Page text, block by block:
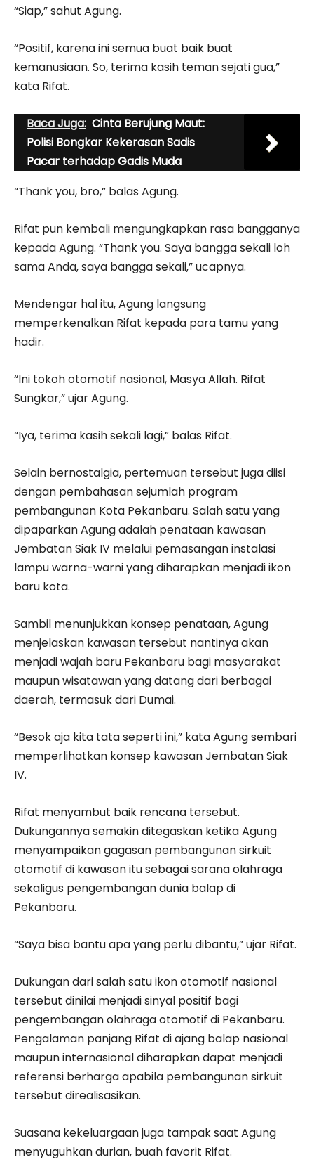
“Siap,” sahut Agung.
“Positif, karena ini semua buat baik buat
kemanusiaan. So, terima kasih teman sejati gua,”
kata Rifat.
Baca Juga: Cinta Berujung Maut:
Polisi Bongkar Kekerasan Sadis
Pacar terhadap Gadis Muda
“Thank you, bro,” balas Agung.
Rifat pun kembali mengungkapkan rasa bangganya
kepada Agung. “Thank you. Saya bangga sekali loh
sama Anda, saya bangga sekali,” ucapnya.
Mendengar hal itu, Agung langsung
memperkenalkan Rifat kepada para tamu yang
hadir.
“Ini tokoh otomotif nasional, Masya Allah. Rifat
Sungkar,” ujar Agung.
“Iya, terima kasih sekali lagi,” balas Rifat.
Selain bernostalgia, pertemuan tersebut juga diisi
dengan pembahasan sejumlah program
pembangunan Kota Pekanbaru. Salah satu yang
dipaparkan Agung adalah penataan kawasan
Jembatan Siak IV melalui pemasangan instalasi
lampu warna-warni yang diharapkan menjadi ikon
baru kota.
Sambil menunjukkan konsep penataan, Agung
menjelaskan kawasan tersebut nantinya akan
menjadi wajah baru Pekanbaru bagi masyarakat
maupun wisatawan yang datang dari berbagai
daerah, termasuk dari Dumai.
“Besok aja kita tata seperti ini,” kata Agung sembari
memperlihatkan konsep kawasan Jembatan Siak
IV.
Rifat menyambut baik rencana tersebut.
Dukungannya semakin ditegaskan ketika Agung
menyampaikan gagasan pembangunan sirkuit
otomotif di kawasan itu sebagai sarana olahraga
sekaligus pengembangan dunia balap di
Pekanbaru.
“Saya bisa bantu apa yang perlu dibantu,” ujar Rifat.
Dukungan dari salah satu ikon otomotif nasional
tersebut dinilai menjadi sinyal positif bagi
pengembangan olahraga otomotif di Pekanbaru.
Pengalaman panjang Rifat di ajang balap nasional
maupun internasional diharapkan dapat menjadi
referensi berharga apabila pembangunan sirkuit
tersebut direalisasikan.
Suasana kekeluargaan juga tampak saat Agung
menyuguhkan durian, buah favorit Rifat.